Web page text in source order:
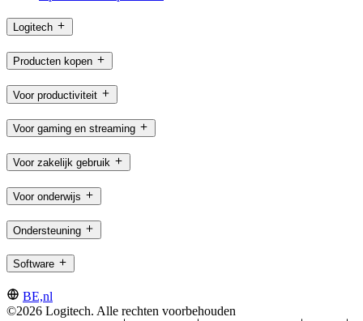
Logitech
Producten kopen
Voor productiviteit
Voor gaming en streaming
Voor zakelijk gebruik
Voor onderwijs
Ondersteuning
Software
BE,nl
©2026 Logitech. Alle rechten voorbehouden